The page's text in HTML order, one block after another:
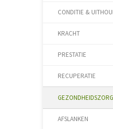
CONDITIE &
KRACHT
PRESTATIE
RECUPERATIE
AFSLANKEN